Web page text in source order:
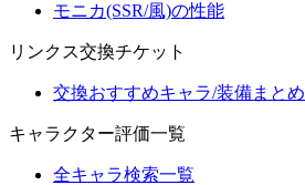
モニカ(SSR/風)の性能
リンクス交換チケット
交換おすすめキャラ/装備まとめ
キャラクター評価一覧
全キャラ検索一覧